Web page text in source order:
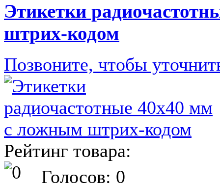
Этикетки
штрих-кодом
Позвоните, чтобы
Рейтинг товара:
Голосов: 0